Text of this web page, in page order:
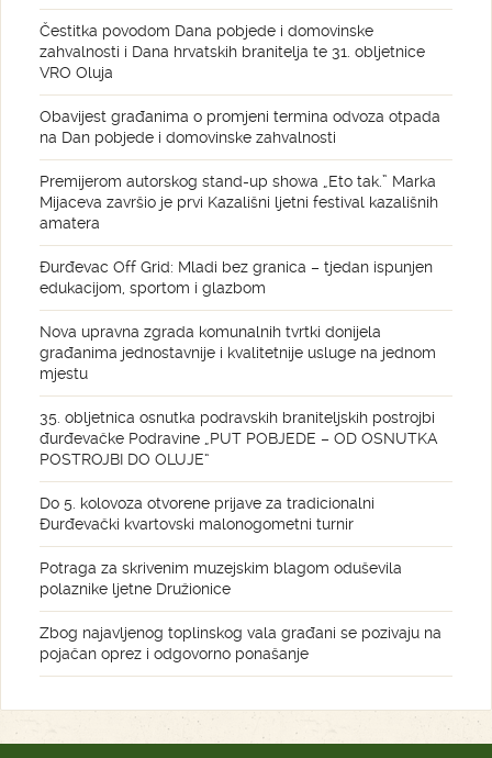
Čestitka povodom Dana pobjede i domovinske
zahvalnosti i Dana hrvatskih branitelja te 31. obljetnice
VRO Oluja
Obavijest građanima o promjeni termina odvoza otpada
na Dan pobjede i domovinske zahvalnosti
Premijerom autorskog stand-up showa „Eto tak.” Marka
Mijaceva završio je prvi Kazališni ljetni festival kazališnih
amatera
Đurđevac Off Grid: Mladi bez granica – tjedan ispunjen
edukacijom, sportom i glazbom
Nova upravna zgrada komunalnih tvrtki donijela
građanima jednostavnije i kvalitetnije usluge na jednom
mjestu
35. obljetnica osnutka podravskih braniteljskih postrojbi
đurđevačke Podravine „PUT POBJEDE – OD OSNUTKA
POSTROJBI DO OLUJE“
Do 5. kolovoza otvorene prijave za tradicionalni
Đurđevački kvartovski malonogometni turnir
Potraga za skrivenim muzejskim blagom oduševila
polaznike ljetne Družionice
Zbog najavljenog toplinskog vala građani se pozivaju na
pojačan oprez i odgovorno ponašanje